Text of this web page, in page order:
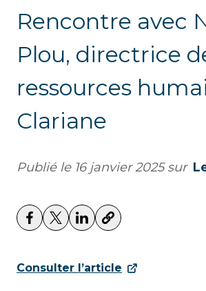
Rencontre avec
Plou, directrice
ressources
Clariane
Publié le 16 janvier 2025sur
Consulter l’article